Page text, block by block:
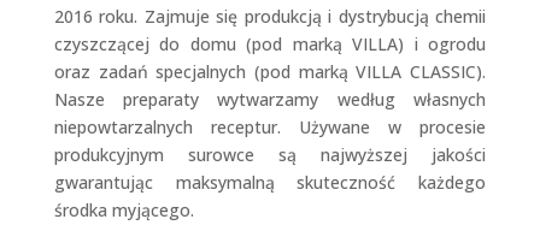
2016 roku. Zajmuje się produkcją i dystrybucją chemii
czyszczącej do domu (pod marką VILLA) i ogrodu
oraz zadań specjalnych (pod marką VILLA CLASSIC).
Nasze preparaty wytwarzamy według własnych
niepowtarzalnych receptur. Używane w procesie
produkcyjnym surowce są najwyższej jakości
gwarantując maksymalną skuteczność każdego
środka myjącego.